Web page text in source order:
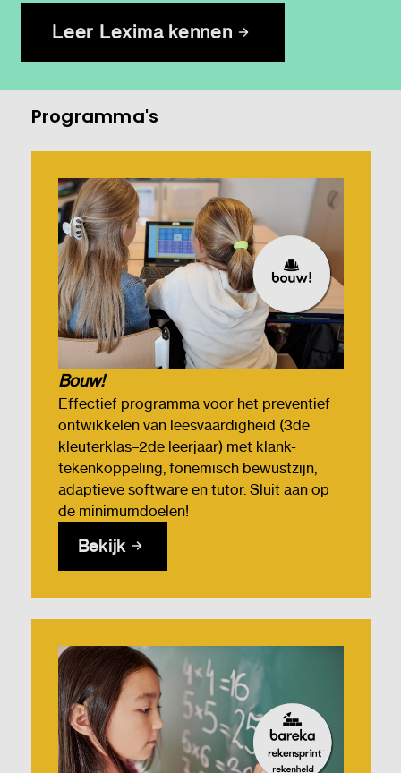
Leer Lexima kennen
Programma's
Bouw!
Effectief programma voor het preventief
ontwikkelen van leesvaardigheid (3de
kleuterklas–2de leerjaar) met klank-
tekenkoppeling, fonemisch bewustzijn,
adaptieve software en tutor. Sluit aan op
de minimumdoelen!
Bekijk